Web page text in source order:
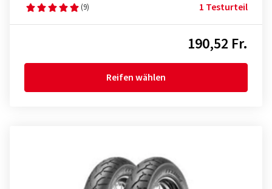
(9) 1 Testurteil
190,52 Fr.
Reifen wählen